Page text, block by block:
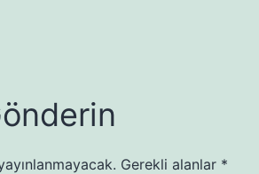
Gerekli alanlar *